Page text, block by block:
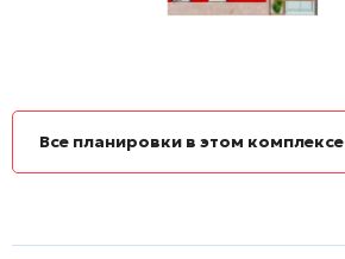
Все планировки в этом комплексе